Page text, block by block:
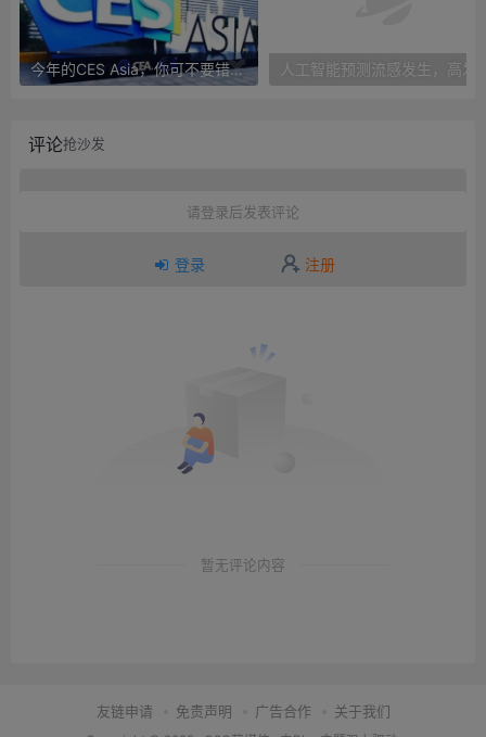
今年的CES Asia，你可不要错过这些自动驾驶看点
评论抢沙发
请登录后发表评论
登录 注册
暂无评论内容
友链申请 免责声明 广告合作 关于我们